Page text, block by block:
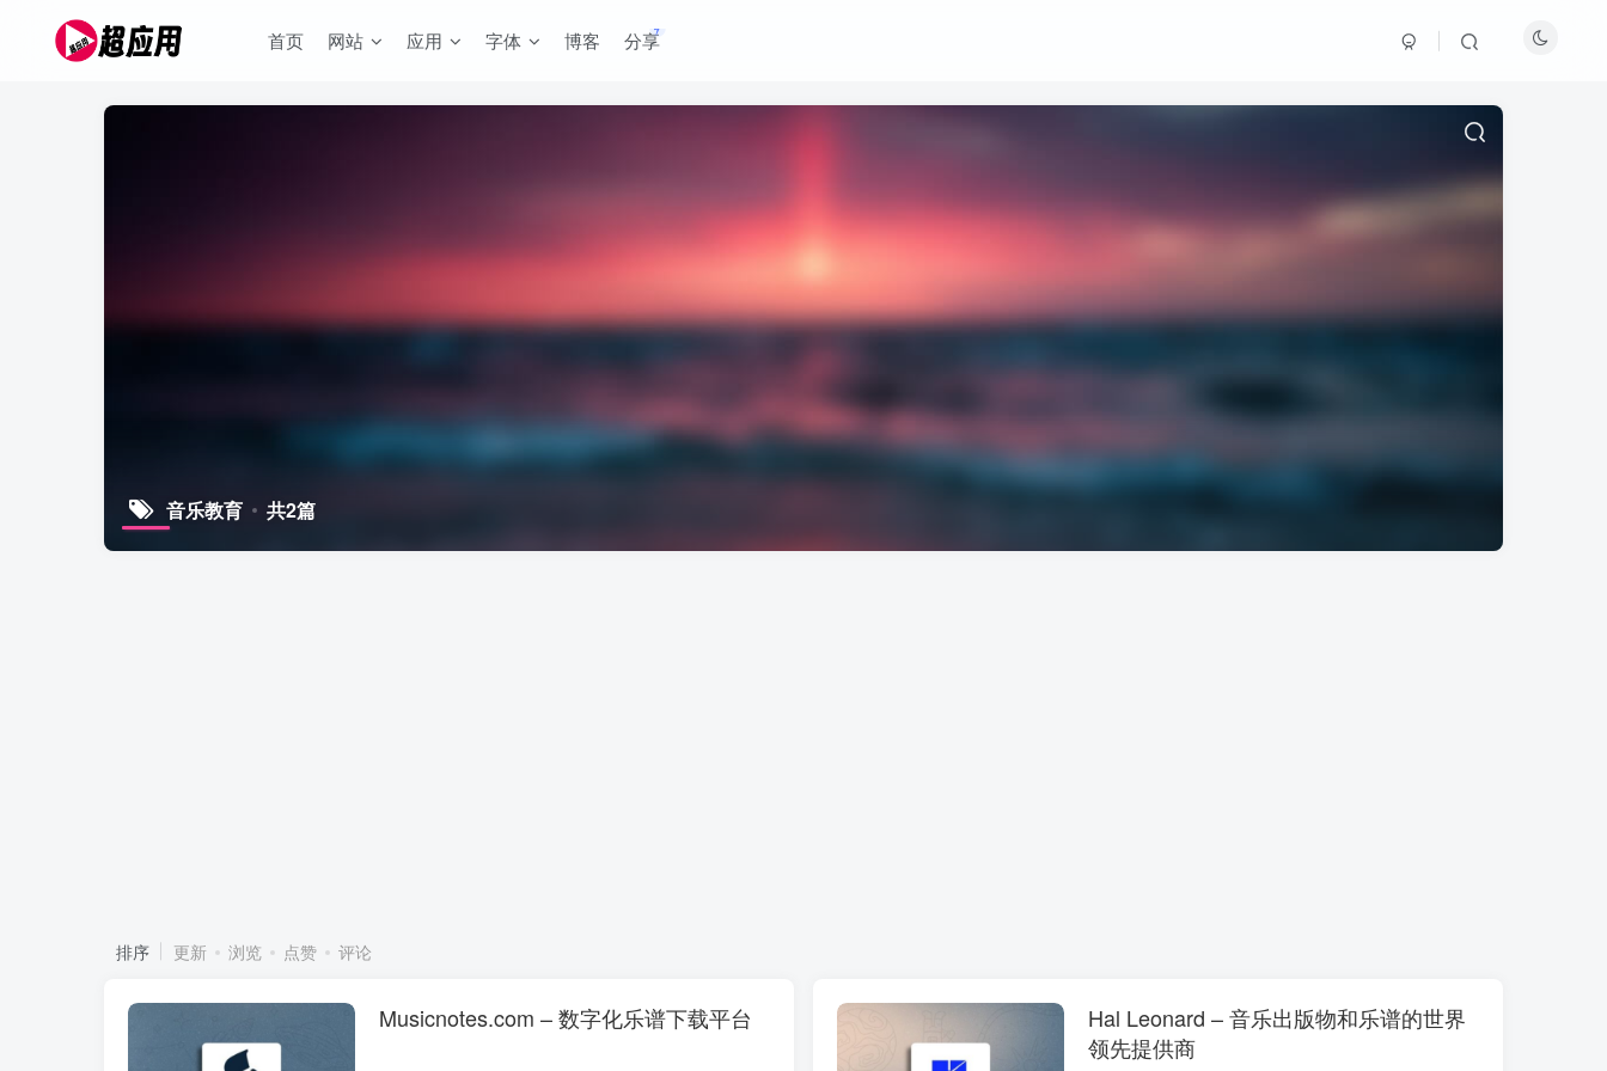
首页 网站 应用 字体 博客 分享
音乐教育 共2篇
排序 更新 浏览 点赞 评论
Musicnotes.com – 数字化乐谱下载平台
Hal Leonard – 音乐出版物和乐谱的世界
领先提供商